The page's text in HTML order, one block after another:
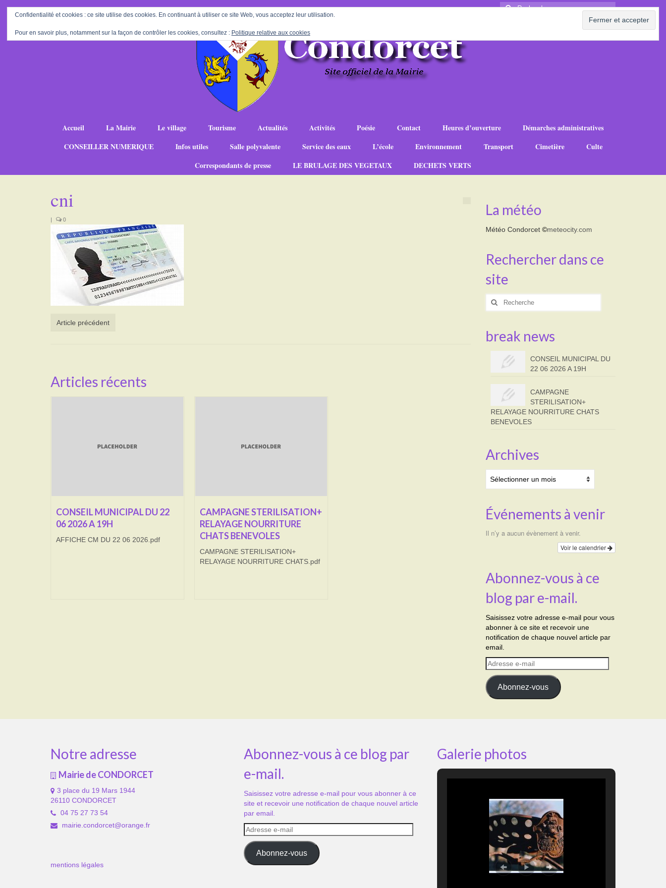
Rechercher
Accueil La Mairie Le village Tourisme Actualités Activités Poésie Contact Heures d’ouverture
Démarches administratives
CONSEILLER NUMERIQUE
Infos utiles Salle polyvalente Service des eaux L’école Environnement Transport Cimetière
Culte
Correspondants de presse
LE BRULAGE DES VEGETAUX DECHETS VERTS
cni
| 0
Article précédent
Articles récents
CONSEIL MUNICIPAL DU 22
06 2026 A 19H
AFFICHE CM DU 22 06 2026.pdf
CAMPAGNE STERILISATION+
RELAYAGE NOURRITURE
CHATS BENEVOLES
CAMPAGNE STERILISATION+
RELAYAGE NOURRITURE CHATS.pdf
La météo
Météo Condorcet©meteocity.com
Rechercher dans ce
site
Rechercher
break news
CONSEIL MUNICIPAL DU
22 06 2026 A 19H
CAMPAGNE
STERILISATION+
RELAYAGE NOURRITURE CHATS
BENEVOLES
Archives
Événements à venir
Il n’y a aucun évènement à venir.
Voir le calendrier
Abonnez-vous à ce
blog par e-mail.
Saisissez votre adresse e-mail pour vous
abonner à ce site et recevoir une
notification de chaque nouvel article par
email.
Adresse
e-
mail
Abonnez-vous
Notre adresse
Mairie de CONDORCET
3 place du 19 Mars 1944
26110 CONDORCET
04 75 27 73 54
mairie.condorcet@orange.fr
mentions légales
Abonnez-vous à ce blog par
e-mail.
Saisissez votre adresse e-mail pour vous abonner à ce
site et recevoir une notification de chaque nouvel article
par email.
Adresse
e-
mail
Abonnez-vous
Galerie photos
Confidentialité et cookies : ce site utilise des cookies. En continuant à utiliser ce site Web, vous acceptez leur utilisation.
Pour en savoir plus, notamment sur la façon de contrôler les cookies, consultez : Politique relative aux cookies